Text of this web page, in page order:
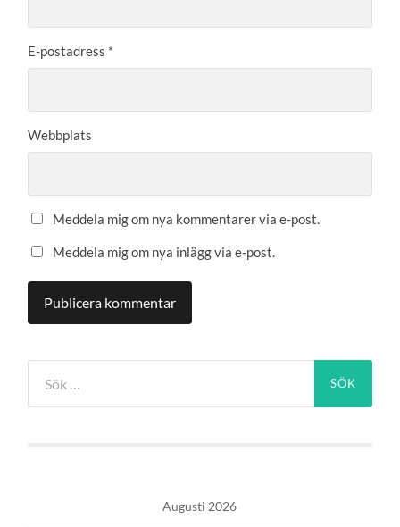
E-postadress *
Webbplats
Meddela mig om nya kommentarer via e-post.
Meddela mig om nya inlägg via e-post.
efter:
Augusti 2026